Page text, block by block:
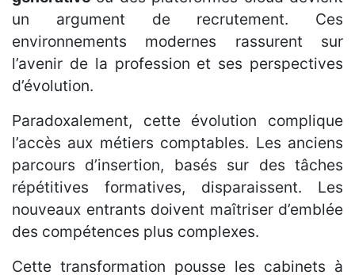
un argument de recrutement. Ces
environnements modernes rassurent sur
l’avenir de la profession et ses perspectives
d’évolution.
Paradoxalement, cette évolution complique
l’accès aux métiers comptables. Les anciens
parcours d’insertion, basés sur des tâches
répétitives formatives, disparaissent. Les
nouveaux entrants doivent maîtriser d’emblée
des compétences plus complexes.
Cette transformation pousse les cabinets à